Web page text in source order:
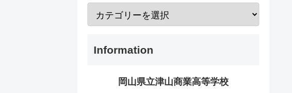
Information
岡山県立津山商業高等学校